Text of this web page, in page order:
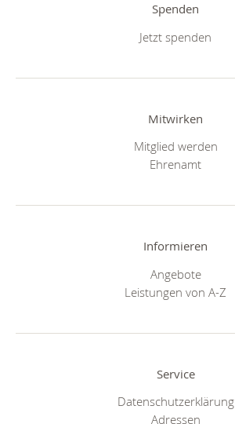
Spenden
Jetzt spenden
Mitwirken
Mitglied werden
Ehrenamt
Informieren
Angebote
Leistungen von A-Z
Service
Datenschutzerklärung
Adressen